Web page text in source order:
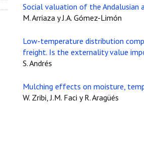
Social valuation of the
M. Arriaza y J.A. Gómez-Limón
Low-temperature distribution
freight. Is the externality value
S. Andrés
Mulching effects on moisture,
W. Zribi, J.M. Faci y R. Aragüés